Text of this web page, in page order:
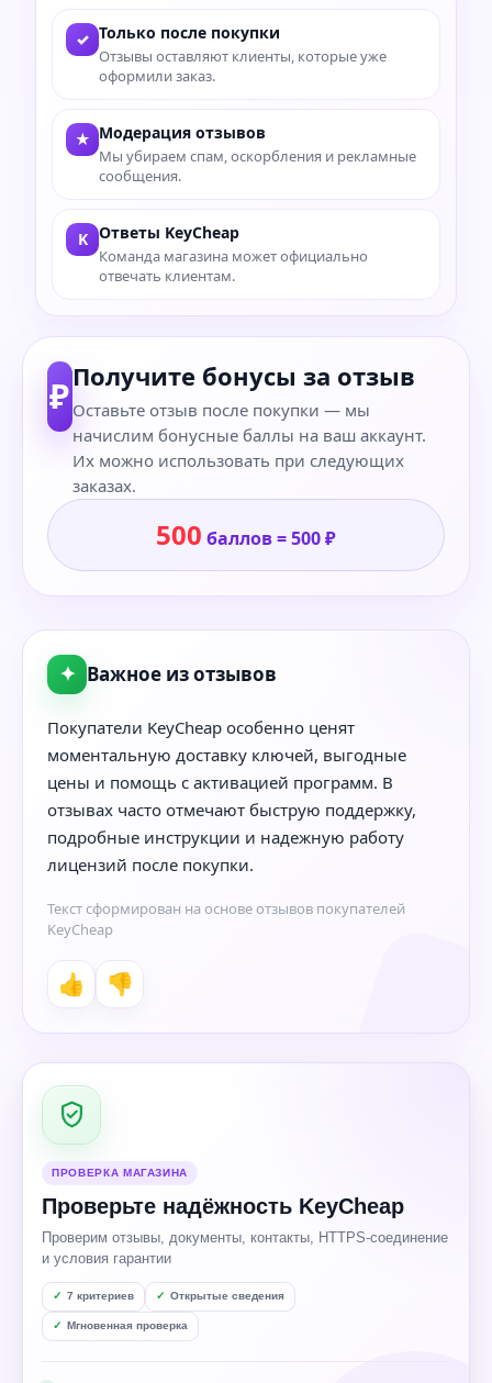
✓ Только после покупки
Отзывы оставляют клиенты, которые уже
оформили заказ.
★ Модерация отзывов
Мы убираем спам, оскорбления и рекламные
сообщения.
K Ответы KeyCheap
Команда магазина может официально
отвечать клиентам.
₽Получите бонусы за отзыв
Оставьте отзыв после покупки — мы
начислим бонусные баллы на ваш аккаунт.
Их можно использовать при следующих
заказах.
500 баллов = 500 ₽
✦ Важное из отзывов
Покупатели KeyCheap особенно ценят
моментальную доставку ключей, выгодные
цены и помощь с активацией программ. В
отзывах часто отмечают быструю поддержку,
подробные инструкции и надежную работу
лицензий после покупки.
Текст сформирован на основе отзывов покупателей
KeyCheap
👍 👎
ПРОВЕРКА МАГАЗИНА
Проверьте надёжность KeyCheap
Проверим отзывы, документы, контакты, HTTPS-соединение
и условия гарантии
7 критериев Открытые сведения
Мгновенная проверка